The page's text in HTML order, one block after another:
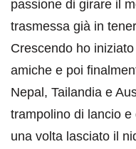
passione di girare il
trasmessa già in
Crescendo ho
amiche e poi
Nepal, Tailandia e
trampolino di lancio
una volta lasciato il